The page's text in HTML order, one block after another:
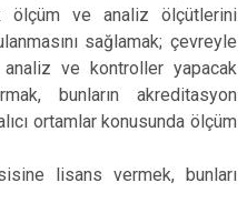
ve analiz ölçütlerini
sağlamak; çevreyle
ve kontroller yapacak
bunların akreditasyon
ortamlar konusunda ölçüm
lisans vermek, bunları